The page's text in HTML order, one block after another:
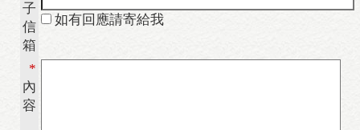
子
信
箱
如有回應請寄給我
*
內
容